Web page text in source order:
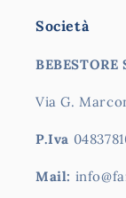
Società
BEBESTORE
Via G.
P.Iva
Mail: